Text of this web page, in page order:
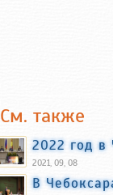
См. также
2022 год
2021, 09, 08
В